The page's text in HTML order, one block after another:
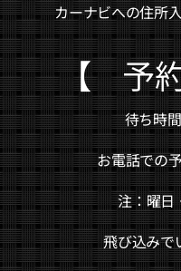
カーナビへの住所
【 予
待ち時
お電話での
注：曜日
飛び込みで